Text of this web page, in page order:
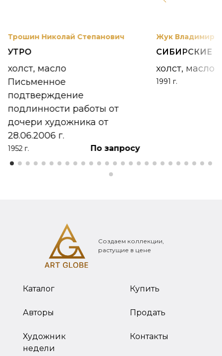
Трошин Николай Степанович
УТРО
холст, масло
Письменное
подтверждение
подлинности работы от
дочери художника от
28.06.2006 г.
1952 г. По запросу
Жук Владимир
СИБИРСКИЕ
холст, масло
1991 г.
Создаем коллекции,
растущие в цене
Каталог
Авторы
Художник
недели
Купить
Продать
Контакты